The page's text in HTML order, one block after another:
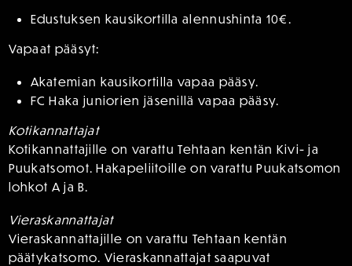
Edustuksen kausikortilla alennushinta 10€.
Vapaat pääsyt:
Akatemian kausikortilla vapaa pääsy.
FC Haka juniorien jäsenillä vapaa pääsy.
Kotikannattajat
Kotikannattajille on varattu Tehtaan kentän Kivi- ja
Puukatsomot. Hakapeliitoille on varattu Puukatsomon
lohkot A ja B.
Vieraskannattajat
Vieraskannattajille on varattu Tehtaan kentän
päätykatsomo. Vieraskannattajat saapuvat